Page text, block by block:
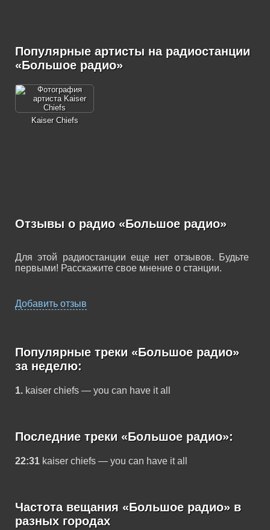
Популярные артисты на радиостанции
«Большое радио»
Kaiser Chiefs
Отзывы о радио «Большое радио»
Для этой радиостанции еще нет отзывов. Будьте
первыми! Расскажите свое мнение о станции.
Добавить отзыв
Популярные треки «Большое радио»
за неделю:
1. kaiser chiefs — you can have it all
Последние треки «Большое радио»:
22:31 kaiser chiefs — you can have it all
Частота вещания «Большое радио» в
разных городах